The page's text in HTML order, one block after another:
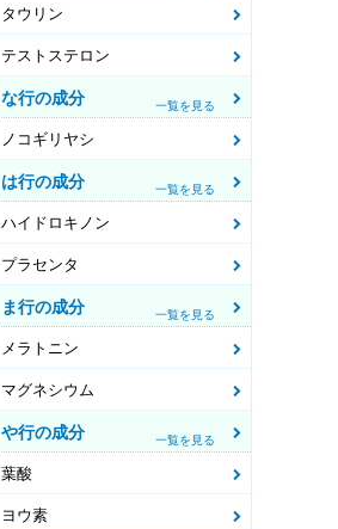
タウリン
テストステロン
な行の成分 一覧を見る
ノコギリヤシ
は行の成分 一覧を見る
ハイドロキノン
プラセンタ
ま行の成分 一覧を見る
メラトニン
マグネシウム
や行の成分 一覧を見る
葉酸
ヨウ素